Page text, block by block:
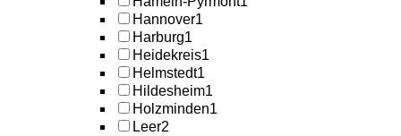
Hannover1
Harburg1
Heidekreis1
Helmstedt1
Hildesheim1
Holzminden1
Leer2